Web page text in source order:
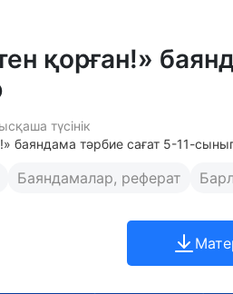
қорған!»
түсінік
баяндама тәрбие сағат 5-11-
Баяндамалар, реферат